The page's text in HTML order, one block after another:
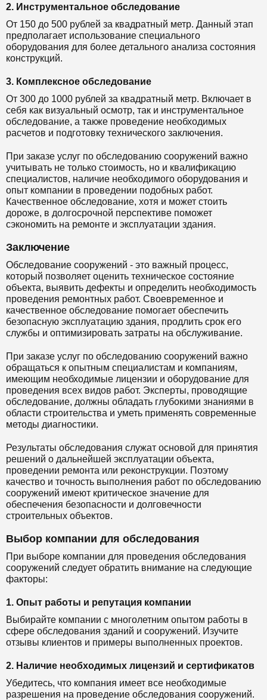
2. Инструментальное обследование
От 150 до 500 рублей за квадратный метр. Данный этап
предполагает использование специального
оборудования для более детального анализа состояния
конструкций.
3. Комплексное обследование
От 300 до 1000 рублей за квадратный метр. Включает в
себя как визуальный осмотр, так и инструментальное
обследование, а также проведение необходимых
расчетов и подготовку технического заключения.
При заказе услуг по обследованию сооружений важно
учитывать не только стоимость, но и квалификацию
специалистов, наличие необходимого оборудования и
опыт компании в проведении подобных работ.
Качественное обследование, хотя и может стоить
дороже, в долгосрочной перспективе поможет
сэкономить на ремонте и эксплуатации здания.
Заключение
Обследование сооружений - это важный процесс,
который позволяет оценить техническое состояние
объекта, выявить дефекты и определить необходимость
проведения ремонтных работ. Своевременное и
качественное обследование помогает обеспечить
безопасную эксплуатацию здания, продлить срок его
службы и оптимизировать затраты на обслуживание.
При заказе услуг по обследованию сооружений важно
обращаться к опытным специалистам и компаниям,
имеющим необходимые лицензии и оборудование для
проведения всех видов работ. Эксперты, проводящие
обследование, должны обладать глубокими знаниями в
области строительства и уметь применять современные
методы диагностики.
Результаты обследования служат основой для принятия
решений о дальнейшей эксплуатации объекта,
проведении ремонта или реконструкции. Поэтому
качество и точность выполнения работ по обследованию
сооружений имеют критическое значение для
обеспечения безопасности и долговечности
строительных объектов.
Выбор компании для обследования
При выборе компании для проведения обследования
сооружений следует обратить внимание на следующие
факторы:
1. Опыт работы и репутация компании
Выбирайте компании с многолетним опытом работы в
сфере обследования зданий и сооружений. Изучите
отзывы клиентов и примеры выполненных проектов.
2. Наличие необходимых лицензий и сертификатов
Убедитесь, что компания имеет все необходимые
разрешения на проведение обследования сооружений.